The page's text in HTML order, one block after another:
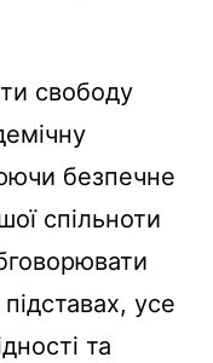
свободу
безпечне
спільноти
усе
та